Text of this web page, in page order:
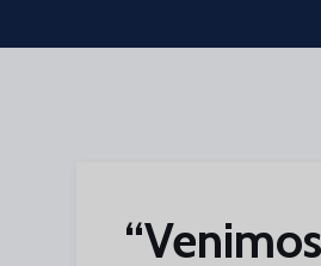
Skip to main content